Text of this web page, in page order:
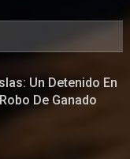
Un Detenido En
De Ganado